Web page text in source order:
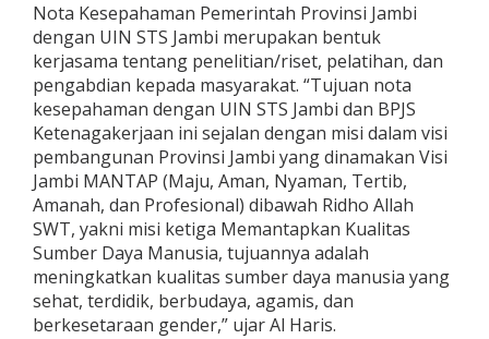
Nota Kesepahaman Pemerintah Provinsi Jambi
dengan UIN STS Jambi merupakan bentuk
kerjasama tentang penelitian/riset, pelatihan, dan
pengabdian kepada masyarakat. “Tujuan nota
kesepahaman dengan UIN STS Jambi dan BPJS
Ketenagakerjaan ini sejalan dengan misi dalam visi
pembangunan Provinsi Jambi yang dinamakan Visi
Jambi MANTAP (Maju, Aman, Nyaman, Tertib,
Amanah, dan Profesional) dibawah Ridho Allah
SWT, yakni misi ketiga Memantapkan Kualitas
Sumber Daya Manusia, tujuannya adalah
meningkatkan kualitas sumber daya manusia yang
sehat, terdidik, berbudaya, agamis, dan
berkesetaraan gender,” ujar Al Haris.